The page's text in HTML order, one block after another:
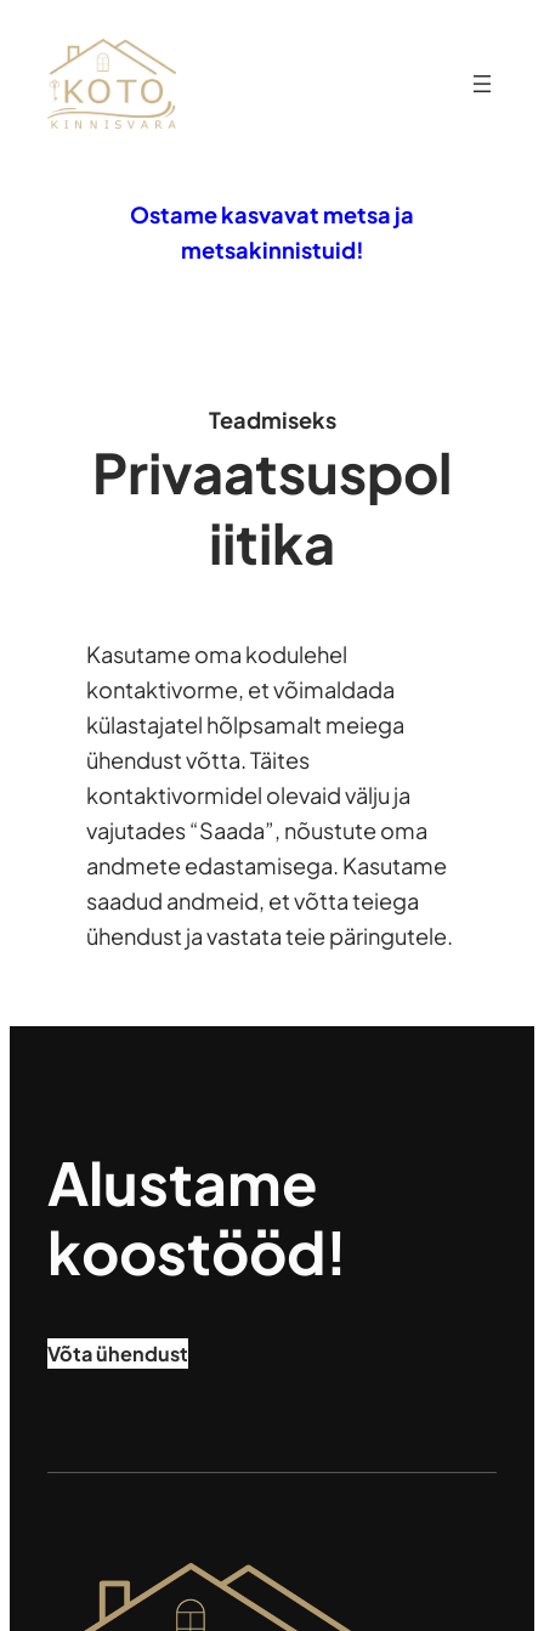
Ostame kasvavat metsa ja
metsakinnistuid!
Teadmiseks
Privaatsuspol
iitika
Kasutame oma kodulehel
kontaktivorme, et võimaldada
külastajatel hõlpsamalt meiega
ühendust võtta. Täites
kontaktivormidel olevaid välju ja
vajutades “Saada”, nõustute oma
andmete edastamisega. Kasutame
saadud andmeid, et võtta teiega
ühendust ja vastata teie päringutele.
Alustame
koostööd!
Võta ühendust